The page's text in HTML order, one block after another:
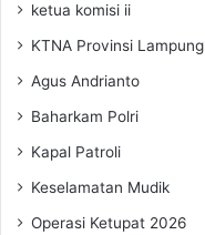
ketua komisi ii
KTNA Provinsi Lampung
Agus Andrianto
Baharkam Polri
Kapal Patroli
Keselamatan Mudik
Operasi Ketupat 2026